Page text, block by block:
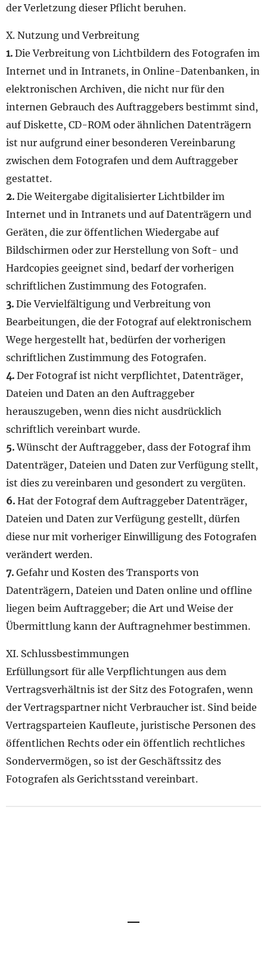
der Verletzung dieser Pflicht beruhen.
X. Nutzung und Verbreitung
1. Die Verbreitung von Lichtbildern des Fotografen im
Internet und in Intranets, in Online-Datenbanken, in
elektronischen Archiven, die nicht nur für den
internen Gebrauch des Auftraggebers bestimmt sind,
auf Diskette, CD-ROM oder ähnlichen Datenträgern
ist nur aufgrund einer besonderen Vereinbarung
zwischen dem Fotografen und dem Auftraggeber
gestattet.
2. Die Weitergabe digitalisierter Lichtbilder im
Internet und in Intranets und auf Datenträgern und
Geräten, die zur öffentlichen Wiedergabe auf
Bildschirmen oder zur Herstellung von Soft- und
Hardcopies geeignet sind, bedarf der vorherigen
schriftlichen Zustimmung des Fotografen.
3. Die Vervielfältigung und Verbreitung von
Bearbeitungen, die der Fotograf auf elektronischem
Wege hergestellt hat, bedürfen der vorherigen
schriftlichen Zustimmung des Fotografen.
4. Der Fotograf ist nicht verpflichtet, Datenträger,
Dateien und Daten an den Auftraggeber
herauszugeben, wenn dies nicht ausdrücklich
schriftlich vereinbart wurde.
5.Wünscht der Auftraggeber, dass der Fotograf ihm
Datenträger, Dateien und Daten zur Verfügung stellt,
ist dies zu vereinbaren und gesondert zu vergüten.
6. Hat der Fotograf dem Auftraggeber Datenträger,
Dateien und Daten zur Verfügung gestellt, dürfen
diese nur mit vorheriger Einwilligung des Fotografen
verändert werden.
7. Gefahr und Kosten des Transports von
Datenträgern, Dateien und Daten online und offline
liegen beim Auftraggeber; die Art und Weise der
Übermittlung kann der Auftragnehmer bestimmen.
XI. Schlussbestimmungen
Erfüllungsort für alle Verpflichtungen aus dem
Vertragsverhältnis ist der Sitz des Fotografen, wenn
der Vertragspartner nicht Verbraucher ist. Sind beide
Vertragsparteien Kaufleute, juristische Personen des
öffentlichen Rechts oder ein öffentlich rechtliches
Sondervermögen, so ist der Geschäftssitz des
Fotografen als Gerichtsstand vereinbart.